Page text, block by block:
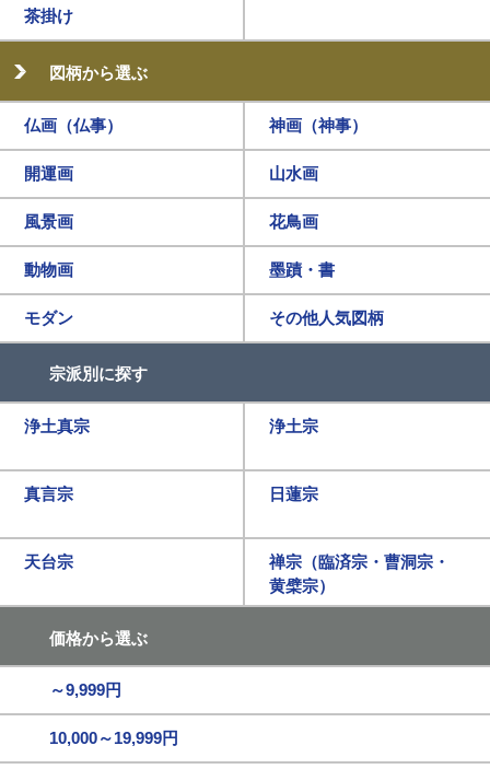
茶掛け
図柄から選ぶ
仏画（仏事） 神画（神事）
開運画 山水画
風景画 花鳥画
動物画 墨蹟・書
モダン その他人気図柄
宗派別に探す
浄土真宗 浄土宗
真言宗 日蓮宗
天台宗
禅宗（臨済宗・曹洞宗・
黄檗宗）
価格から選ぶ
～9,999円
10,000～19,999円